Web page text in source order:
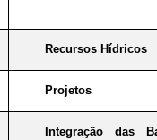
Recursos Hídricos
Projetos
Integração das